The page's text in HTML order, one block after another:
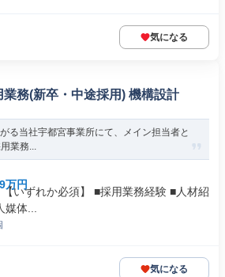
気になる
業務(新卒・中途採用) 機構設計
る当社宇都宮事業所にて、メイン担当者と
業務...
万円
いずれか必須】 ■採用業務経験 ■人材紹
体...
気になる